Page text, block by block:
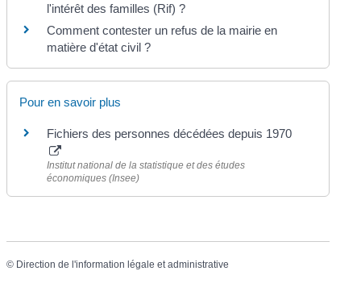
l'intérêt des familles (Rif) ?
Comment contester un refus de la mairie en
matière d'état civil ?
Pour en savoir plus
Fichiers des personnes décédées depuis 1970
Institut national de la statistique et des études
économiques (Insee)
© Direction de l'information légale et administrative